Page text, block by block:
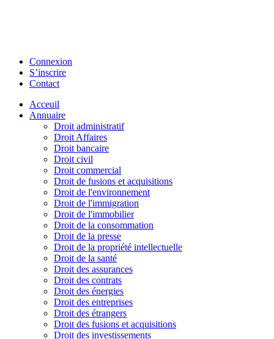
Connexion
S’inscrire
Contact
Acceuil
Annuaire
Droit administratif
Droit Affaires
Droit bancaire
Droit civil
Droit commercial
Droit de fusions et acquisitions
Droit de l'environnement
Droit de l'immigration
Droit de l'immobilier
Droit de la consommation
Droit de la presse
Droit de la propriété intellectuelle
Droit de la santé
Droit des assurances
Droit des contrats
Droit des énergies
Droit des entreprises
Droit des étrangers
Droit des fusions et acquisitions
Droit des investissements